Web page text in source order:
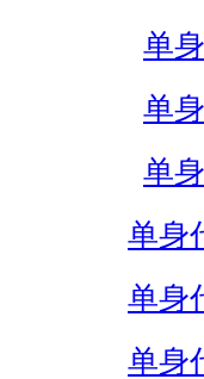
单
单
单
单身
单身
单身